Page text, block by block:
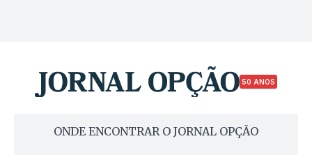
50 ANOS
ONDE ENCONTRAR O JORNAL OPÇÃO